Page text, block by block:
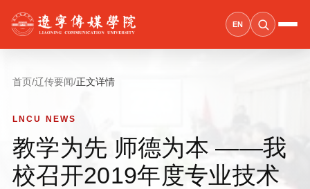
EN
首页/辽传要闻/正文详情
LNCU NEWS
教学为先 师德为本 ——我
校召开2019年度专业技术